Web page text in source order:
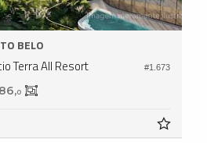
#1.673
BELO
Terra All Resort
0